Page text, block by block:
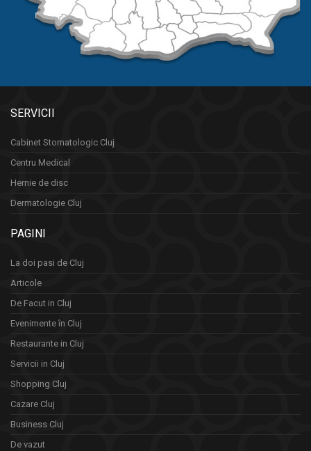
SERVICII
Cabinet Stomatologic Cluj
Centru Medical
Hernie de disc
Dermatologie Cluj
PAGINI
La doi pasi de Cluj
Articole
De Facut in Cluj
Evenimente în Cluj
Restaurante in Cluj
Servicii in Cluj
Shopping Cluj
Cazare Cluj
Business Cluj
De vazut